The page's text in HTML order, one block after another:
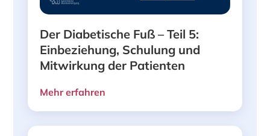
Der Diabetische Fuß – Teil 5:
Einbeziehung, Schulung und
Mitwirkung der Patienten
Mehr erfahren